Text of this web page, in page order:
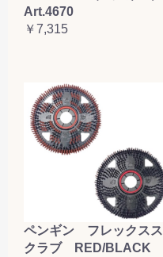
Art.4670
￥7,315
ペンギン フレックスス
クラブ RED/BLACK